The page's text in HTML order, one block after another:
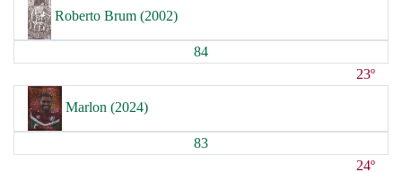
Roberto Brum (2002)
84
23º
Marlon (2024)
83
24º